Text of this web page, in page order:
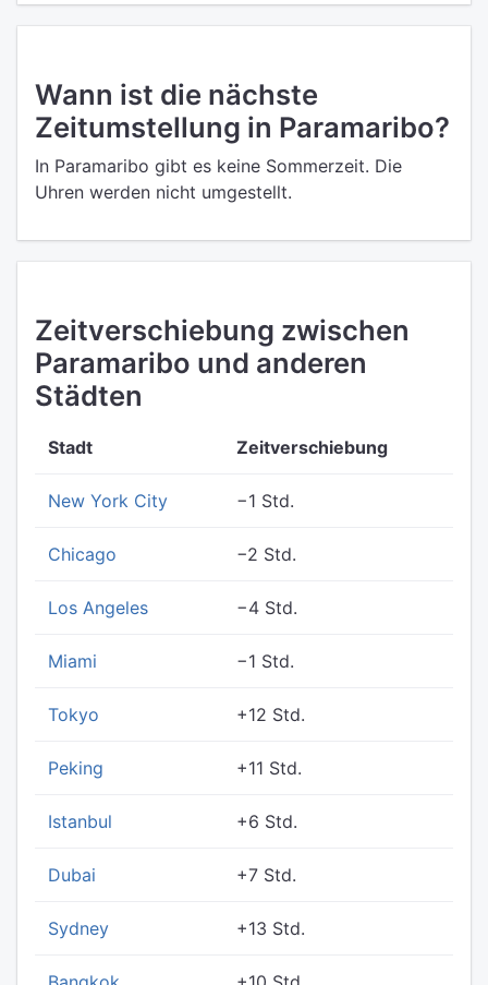
Wann ist die nächste
Zeitumstellung in Paramaribo?
In Paramaribo gibt es keine Sommerzeit. Die
Uhren werden nicht umgestellt.
Zeitverschiebung zwischen
Paramaribo und anderen
Städten
Stadt Zeitverschiebung
New York City −1 Std.
Chicago −2 Std.
Los Angeles −4 Std.
Miami −1 Std.
Tokyo +12 Std.
Peking +11 Std.
Istanbul +6 Std.
Dubai +7 Std.
Sydney +13 Std.